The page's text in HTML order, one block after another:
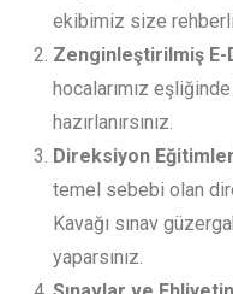
ekibimiz size
Zenginleştirilmiş
hocalarımız
hazırlanırsınız.
Direksiyon
temel sebebi olan
Kavağı sınav
yaparsınız.